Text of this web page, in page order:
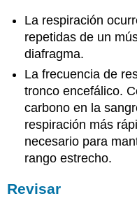
La respiración
repetidas de un
diafragma.
La frecuencia de
tronco encefálico.
carbono en la
respiración más
necesario para
rango estrecho.
Revisar